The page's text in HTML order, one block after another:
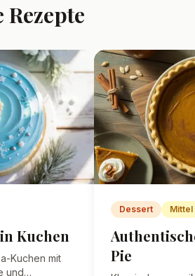
Rezepte
Kuchen
Kuchen mit
und
Dessert Mittel
Pie